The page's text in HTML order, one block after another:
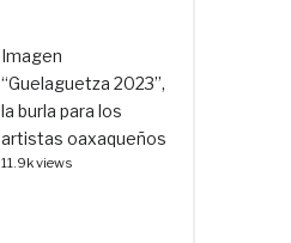
Imagen
“Guelaguetza 2023”,
la burla para los
artistas oaxaqueños
11.9k views